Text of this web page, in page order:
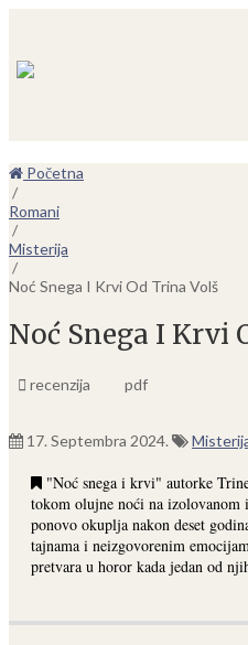
Početna
/
Romani
/
Misterija
/
Noć Snega I Krvi Od Trina Volš
Noć Snega I Krvi
recenzija pdf
17. Septembra 2024.
"Noć snega i krvi" autorke
tokom olujne noći na izolovanom
ponovo okuplja nakon deset
tajnama i neizgovorenim
pretvara u horor kada jedan od